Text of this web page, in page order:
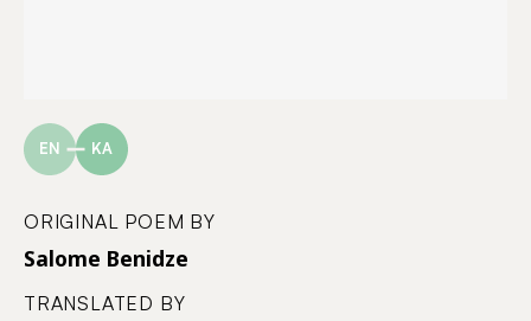
EN KA
ORIGINAL POEM BY
Salome Benidze
TRANSLATED BY